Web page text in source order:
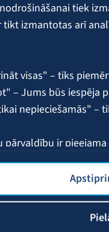
tiek
tikt izmantotas arī
visas" – tiks
– Jums būs iespēja
nepieciešamās" –
ir pieejama
LV-1013, Latvija.